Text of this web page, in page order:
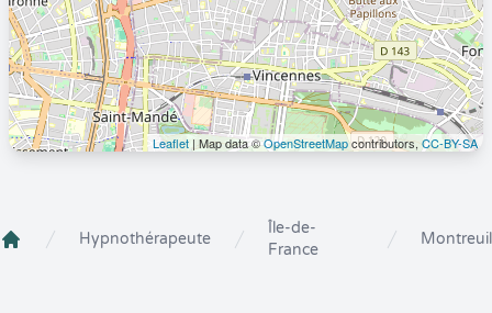
Leaflet | Map data ©OpenStreetMapcontributors, CC-BY-SA
Hypnothérapeute
Île-de-
France
Montreuil